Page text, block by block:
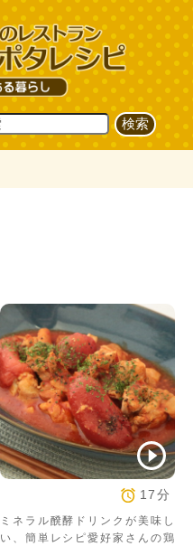
17分
ミネラル醗酵ドリンクが美味し
い、簡単レシピ愛好家さんの鶏